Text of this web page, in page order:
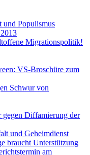
und Populismus
Migrationspolitik!
VS-Broschüre zum
Schwur von
gegen Diffamierung der
und Geheimdienst
braucht Unterstützung
am